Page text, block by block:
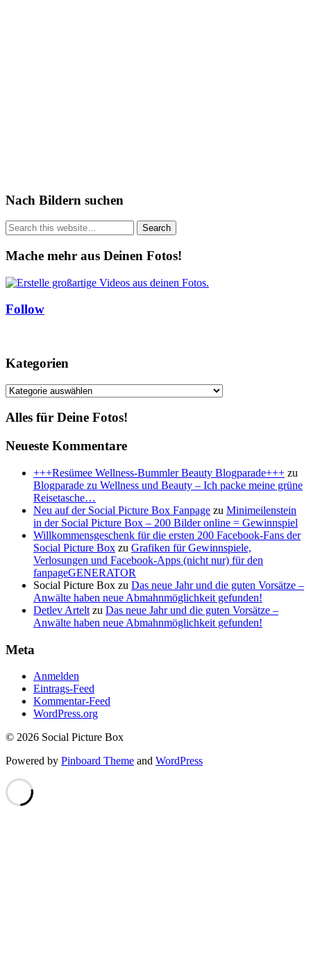
Nach Bildern suchen
Mache mehr aus Deinen Fotos!
Follow
Kategorien
Kategorien
Alles für Deine Fotos!
Neueste Kommentare
+++Resümee Wellness-Bummler Beauty Blogparade+++ zu
Blogparade zu Wellness und Beauty – Ich packe meine grüne
Reisetasche…
Neu auf der Social Picture Box Fanpage zu Minimeilenstein
in der Social Picture Box – 200 Bilder online = Gewinnspiel
Willkommensgeschenk für die ersten 200 Facebook-Fans der
Social Picture Box zu Grafiken für Gewinnspiele,
Verlosungen und Facebook-Apps (nicht nur) für den
fanpageGENERATOR
Social Picture Box zu Das neue Jahr und die guten Vorsätze –
Anwälte haben neue Abmahnmöglichkeit gefunden!
Detlev Artelt zu Das neue Jahr und die guten Vorsätze –
Anwälte haben neue Abmahnmöglichkeit gefunden!
Meta
Anmelden
Eintrags-Feed
Kommentar-Feed
WordPress.org
© 2026 Social Picture Box
Powered by Pinboard Theme and WordPress